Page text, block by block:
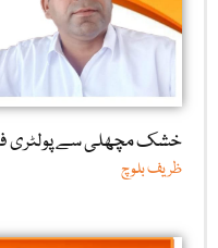
خشک مچھلی سے پولٹری
ظریف بلوچ